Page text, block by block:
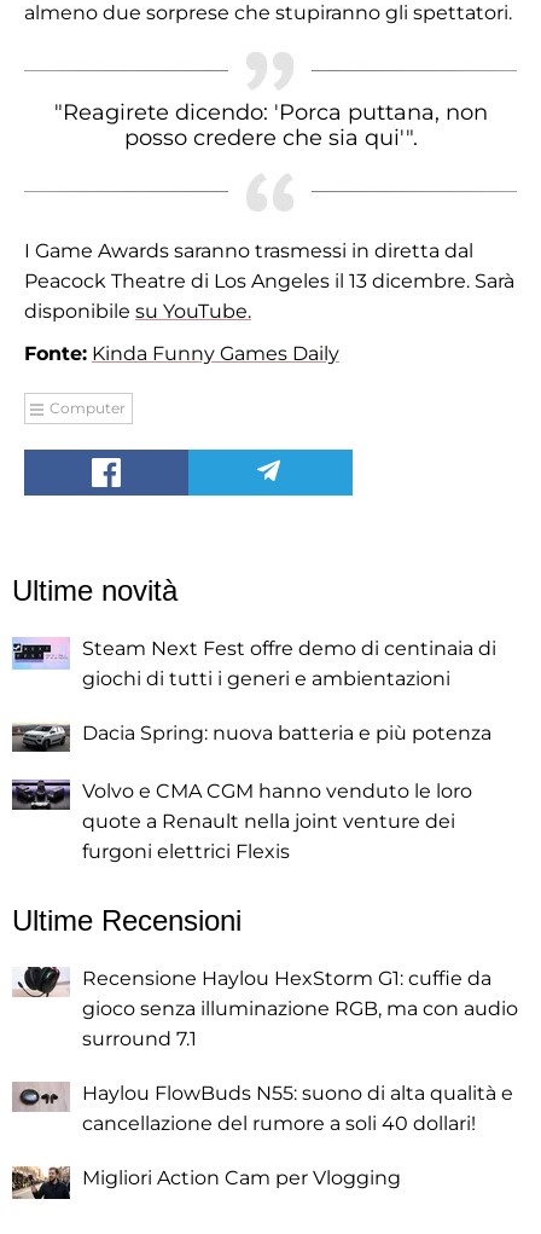
almeno due sorprese che stupiranno gli spettatori.
"Reagirete dicendo: 'Porca puttana, non
posso credere che sia qui'".
I Game Awards saranno trasmessi in diretta dal
Peacock Theatre di Los Angeles il 13 dicembre. Sarà
disponibile su YouTube.
Fonte: Kinda Funny Games Daily
Computer
Ultime novità
Steam Next Fest offre demo di centinaia di
giochi di tutti i generi e ambientazioni
Dacia Spring: nuova batteria e più potenza
Volvo e CMA CGM hanno venduto le loro
quote a Renault nella joint venture dei
furgoni elettrici Flexis
Ultime Recensioni
Recensione Haylou HexStorm G1: cuffie da
gioco senza illuminazione RGB, ma con audio
surround 7.1
Haylou FlowBuds N55: suono di alta qualità e
cancellazione del rumore a soli 40 dollari!
Migliori Action Cam per Vlogging